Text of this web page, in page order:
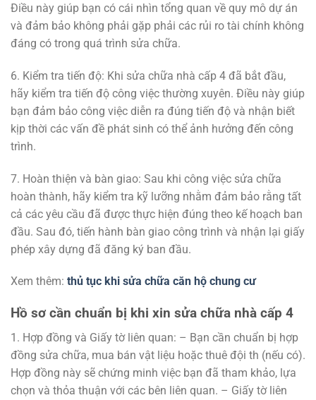
Điều này giúp bạn có cái nhìn tổng quan về quy mô dự án
và đảm bảo không phải gặp phải các rủi ro tài chính không
đáng có trong quá trình sửa chữa.
6. Kiểm tra tiến độ: Khi sửa chữa nhà cấp 4 đã bắt đầu,
hãy kiểm tra tiến độ công việc thường xuyên. Điều này giúp
bạn đảm bảo công việc diễn ra đúng tiến độ và nhận biết
kịp thời các vấn đề phát sinh có thể ảnh hưởng đến công
trình.
7. Hoàn thiện và bàn giao: Sau khi công việc sửa chữa
hoàn thành, hãy kiểm tra kỹ lưỡng nhằm đảm bảo rằng tất
cả các yêu cầu đã được thực hiện đúng theo kế hoạch ban
đầu. Sau đó, tiến hành bàn giao công trình và nhận lại giấy
phép xây dựng đã đăng ký ban đầu.
Xem thêm: thủ tục khi sửa chữa căn hộ chung cư
Hồ sơ cần chuẩn bị khi xin sửa chữa nhà cấp 4
1. Hợp đồng và Giấy tờ liên quan: – Bạn cần chuẩn bị hợp
đồng sửa chữa, mua bán vật liệu hoặc thuê đội th (nếu có).
Hợp đồng này sẽ chứng minh việc bạn đã tham khảo, lựa
chọn và thỏa thuận với các bên liên quan. – Giấy tờ liên